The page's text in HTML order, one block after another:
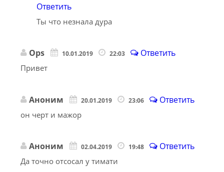
Ответить
Ты что незнала дура
Ops 10.01.2019 22:03 Ответить
Привет
Аноним 20.01.2019 23:06 Ответить
он черт и мажор
Аноним 02.04.2019 19:48 Ответить
Да точно отсосал у тимати